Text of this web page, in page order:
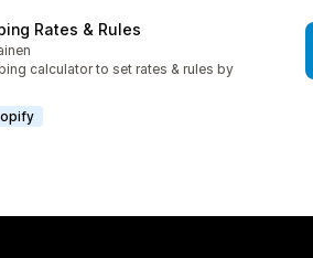
Rates & Rules
calculator to set rates & rules by